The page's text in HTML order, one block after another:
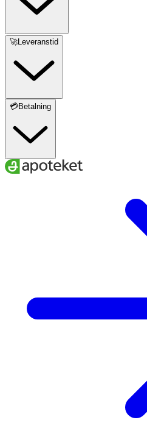
🚀Leveranstid
💳Betalning